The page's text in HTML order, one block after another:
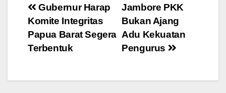
Post
navigation
Jambore PKK
Bukan Ajang
Adu Kekuatan
Pengurus
Gubernur Harap
Komite Integritas
Papua Barat Segera
Terbentuk